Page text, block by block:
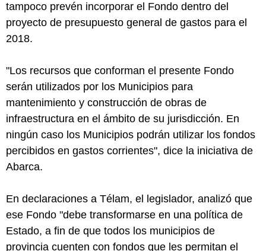
tampoco prevén incorporar el Fondo dentro del
proyecto de presupuesto general de gastos para el
2018.
"Los recursos que conforman el presente Fondo
serán utilizados por los Municipios para
mantenimiento y construcción de obras de
infraestructura en el ámbito de su jurisdicción. En
ningún caso los Municipios podrán utilizar los fondos
percibidos en gastos corrientes", dice la iniciativa de
Abarca.
En declaraciones a Télam, el legislador, analizó que
ese Fondo "debe transformarse en una política de
Estado, a fin de que todos los municipios de
provincia cuenten con fondos que les permitan el